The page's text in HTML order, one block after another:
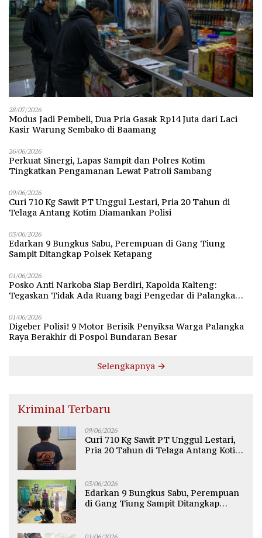
28/07/2026
Modus Jadi Pembeli, Dua Pria Gasak Rp14 Juta dari Laci
Kasir Warung Sembako di Baamang
26/06/2026
Perkuat Sinergi, Lapas Sampit dan Polres Kotim
Tingkatkan Pengamanan Lewat Patroli Sambang
09/06/2026
Curi 710 Kg Sawit PT Unggul Lestari, Pria 20 Tahun di
Telaga Antang Kotim Diamankan Polisi
03/06/2026
Edarkan 9 Bungkus Sabu, Perempuan di Gang Tiung
Sampit Ditangkap Polsek Ketapang
01/06/2026
Posko Anti Narkoba Siap Berdiri, Kapolda Kalteng:
Tegaskan Tidak Ada Ruang bagi Pengedar di Palangka
01/06/2026
Digeber Polisi! 9 Motor Berisik Penyiksa Warga Palangka
Raya Berakhir di Pospol Bundaran Besar
Selengkapnya
Kriminal Terbaru
09/06/2026
Curi 710 Kg Sawit PT Unggul Lestari,
Pria 20 Tahun di Telaga Antang Kotim
03/06/2026
Edarkan 9 Bungkus Sabu, Perempuan
di Gang Tiung Sampit Ditangkap